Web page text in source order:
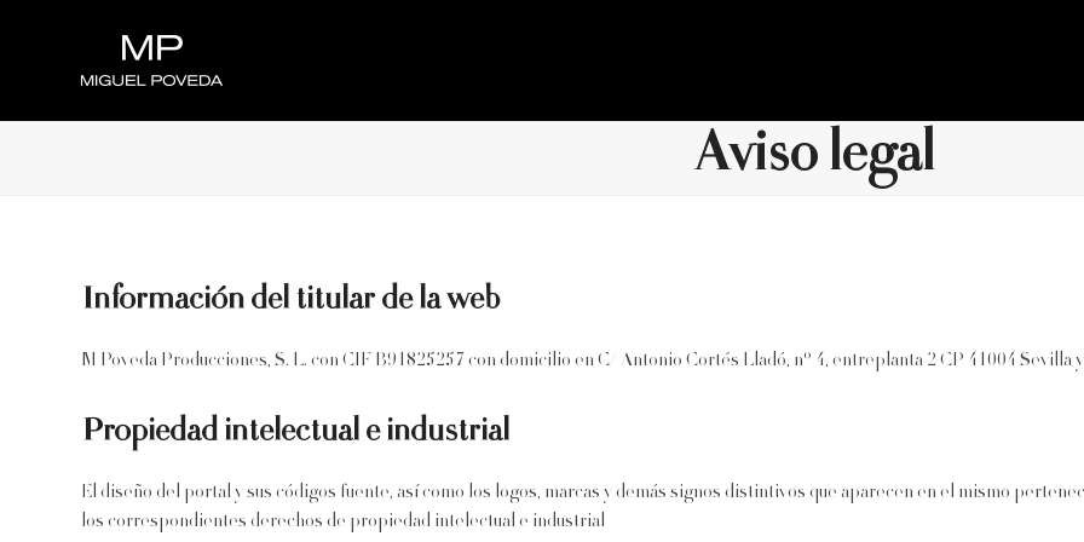
Aviso legal
Información del titular de la web
M Poveda Producciones, S. L. con CIF B91825257 con domicilio en C/ Antonio Cortés Lladó, nº 4, entreplanta 2 CP 41004 Sevilla
Propiedad intelectual e industrial
El diseño del portal y sus códigos fuente, así como los logos, marcas y demás signos distintivos que aparecen en el mismo
los correspondientes derechos de propiedad intelectual e industrial